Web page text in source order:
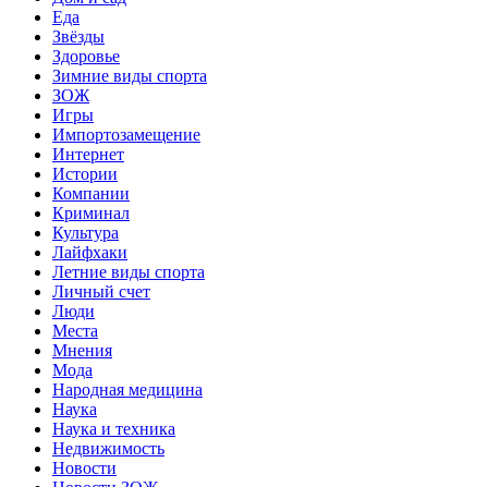
Еда
Звёзды
Здоровье
Зимние виды спорта
ЗОЖ
Игры
Импортозамещение
Интернет
Истории
Компании
Криминал
Культура
Лайфхаки
Летние виды спорта
Личный счет
Люди
Места
Мнения
Мода
Народная медицина
Наука
Наука и техника
Недвижимость
Новости